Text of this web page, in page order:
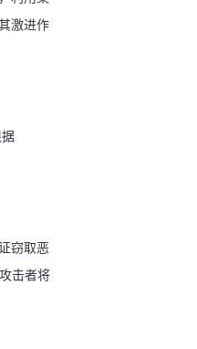
激进作
窃取恶
击者将